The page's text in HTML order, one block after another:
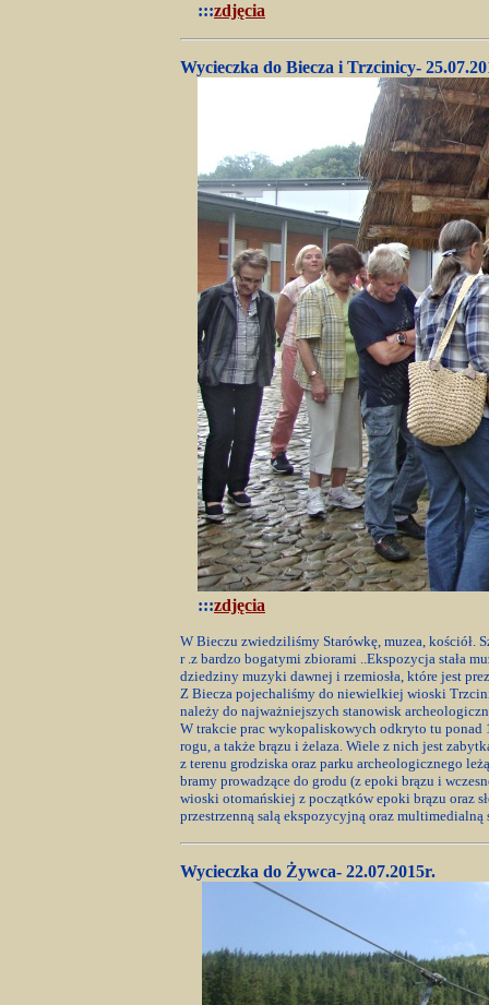
:::zdjęcia
Wycieczka do Biecza i Trzcinicy-
:::zdjęcia
W Bieczu zwiedziliśmy Starówkę, muzea, kościół.
r .z bardzo bogatymi zbiorami ..Ekspozycja stała
dziedziny muzyki dawnej i rzemiosła, które jest
Z Biecza pojechaliśmy do niewielkiej wioski
należy do najważniejszych stanowisk
W trakcie prac wykopaliskowych odkryto tu ponad
rogu, a także brązu i żelaza. Wiele z nich jest
z terenu grodziska oraz parku archeologicznego
bramy prowadzące do grodu (z epoki brązu i
wioski otomańskiej z początków epoki brązu oraz
przestrzenną salą ekspozycyjną oraz multimedialną
Wycieczka do Żywca- 22.07.2015r.